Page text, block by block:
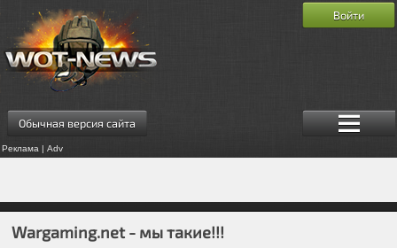
Обычная версия сайта
Реклама | Adv
Войти
Wargaming.net - мы такие!!!